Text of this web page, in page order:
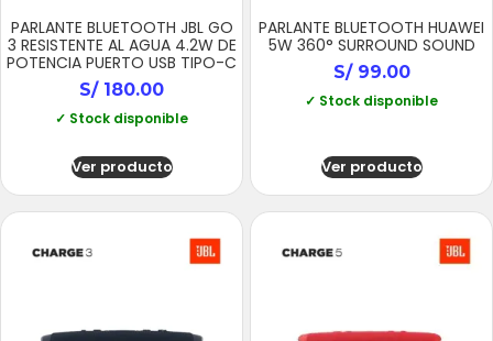
PARLANTE BLUETOOTH JBL GO
3 RESISTENTE AL AGUA 4.2W DE
POTENCIA PUERTO USB TIPO-C
S/180.00
✓ Stock disponible
Ver producto
PARLANTE BLUETOOTH HUAWEI
5W 360° SURROUND SOUND
S/99.00
✓ Stock disponible
Ver producto